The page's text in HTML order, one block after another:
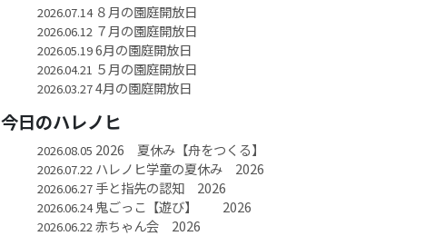
2026.07.14８月の園庭開放日
2026.06.12 ７月の園庭開放日
2026.05.196月の園庭開放日
2026.04.21 ５月の園庭開放日
2026.03.274月の園庭開放日
今日のハレノヒ
2026.08.05 2026 夏休み【舟をつくる】
2026.07.22 ハレノヒ学童の夏休み 2026
2026.06.27手と指先の認知 2026
2026.06.24鬼ごっこ【遊び】 2026
2026.06.22 赤ちゃん会 2026